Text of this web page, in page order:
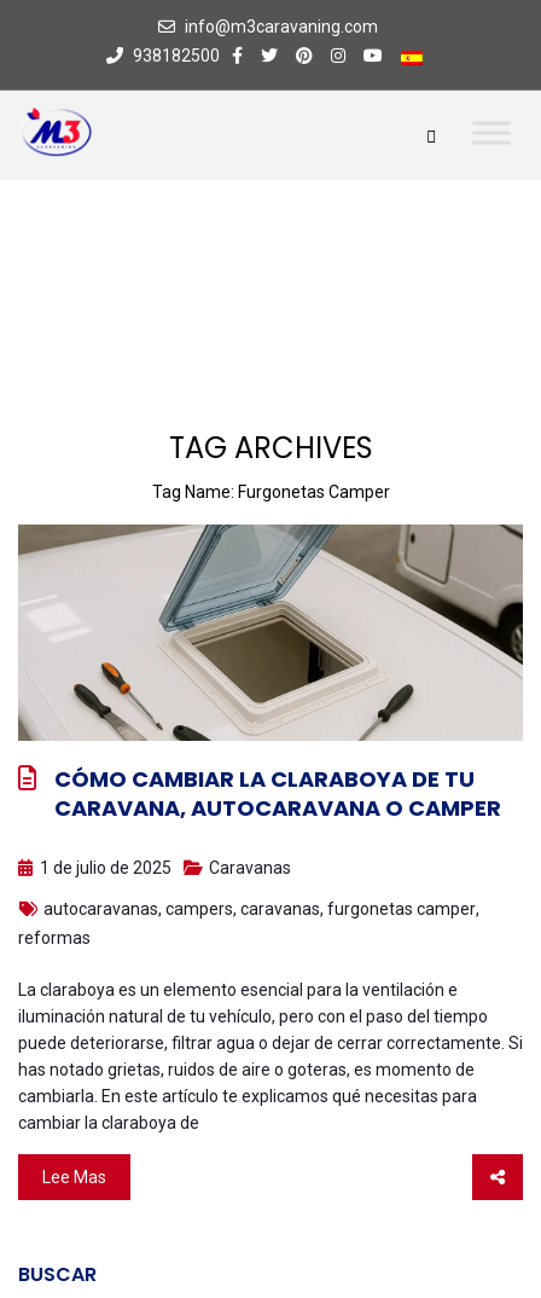
info@m3caravaning.com
938182500
TAG ARCHIVES
Tag Name: Furgonetas Camper
CÓMO CAMBIAR LA CLARABOYA DE TU
CARAVANA, AUTOCARAVANA O CAMPER
1 de julio de 2025 Caravanas
autocaravanas, campers, caravanas, furgonetas camper,
reformas
La claraboya es un elemento esencial para la ventilación e
iluminación natural de tu vehículo, pero con el paso del tiempo
puede deteriorarse, filtrar agua o dejar de cerrar correctamente. Si
has notado grietas, ruidos de aire o goteras, es momento de
cambiarla. En este artículo te explicamos qué necesitas para
cambiar la claraboya de
Lee Mas
BUSCAR